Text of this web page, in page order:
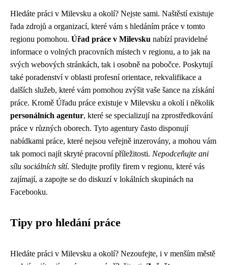
Hledáte práci v Milevsku a okolí? Nejste sami. Naštěstí existuje
řada zdrojů a organizací, které vám s hledáním práce v tomto
regionu pomohou. Úřad práce v Milevsku nabízí pravidelné
informace o volných pracovních místech v regionu, a to jak na
svých webových stránkách, tak i osobně na pobočce. Poskytují
také poradenství v oblasti profesní orientace, rekvalifikace a
dalších služeb, které vám pomohou zvýšit vaše šance na získání
práce. Kromě Úřadu práce existuje v Milevsku a okolí i několik
personálních agentur, které se specializují na zprostředkování
práce v různých oborech. Tyto agentury často disponují
nabídkami práce, které nejsou veřejně inzerovány, a mohou vám
tak pomoci najít skryté pracovní příležitosti. Nepodceňujte ani
sílu sociálních sítí. Sledujte profily firem v regionu, které vás
zajímají, a zapojte se do diskuzí v lokálních skupinách na
Facebooku.
Tipy pro hledání práce
Hledáte práci v Milevsku a okolí? Nezoufejte, i v menším městě